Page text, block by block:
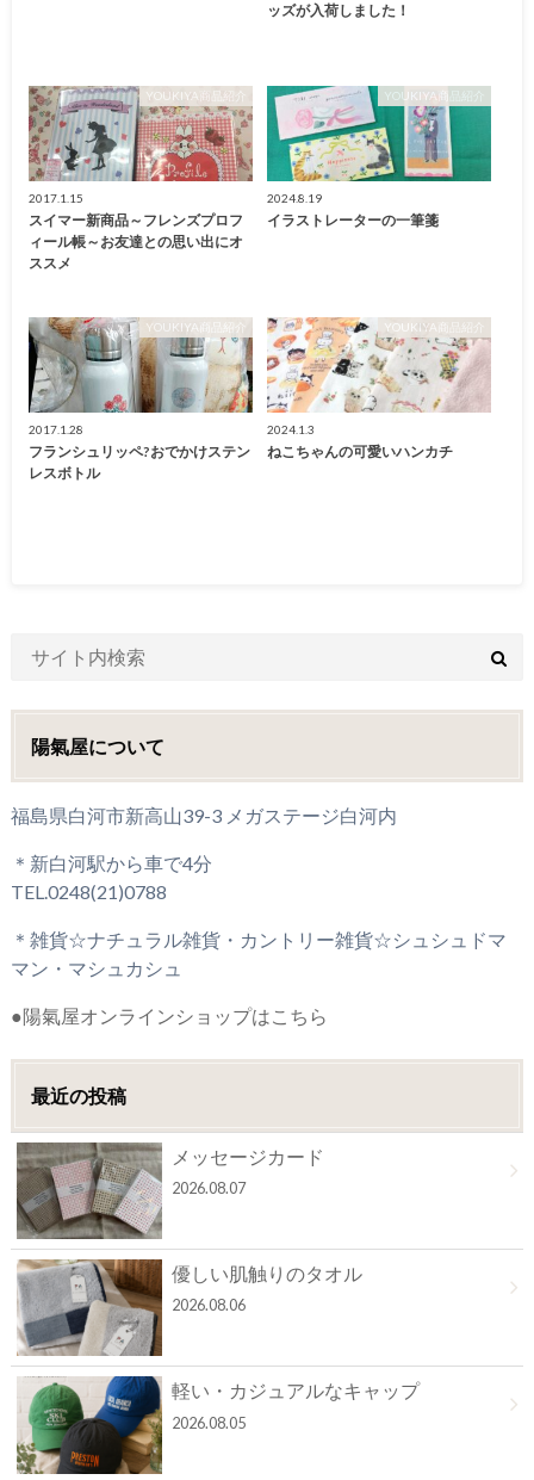
ッズが入荷しました！
YOUKIYA商品紹介
2017.1.15
スイマー新商品～フレンズプロフ
ィール帳～お友達との思い出にオ
ススメ
YOUKIYA商品紹介
2024.8.19
イラストレーターの一筆箋
YOUKIYA商品紹介
2017.1.28
フランシュリッペ?おでかけステン
レスボトル
YOUKIYA商品紹介
2024.1.3
ねこちゃんの可愛いハンカチ
陽氣屋について
福島県白河市新高山39-3 メガステージ白河内
＊新白河駅から車で4分
TEL.0248(21)0788
＊雑貨☆ナチュラル雑貨・カントリー雑貨☆シュシュドマ
マン・マシュカシュ
●陽氣屋オンラインショップはこちら
最近の投稿
メッセージカード
2026.08.07
優しい肌触りのタオル
2026.08.06
軽い・カジュアルなキャップ
2026.08.05